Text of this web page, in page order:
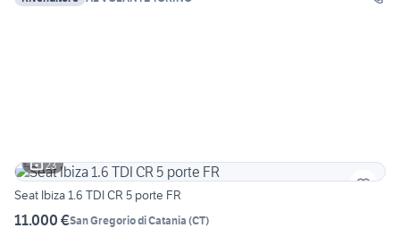
23
Seat Ibiza 1.6 TDI CR 5 porte FR
11.000 €San Gregorio di Catania (CT)